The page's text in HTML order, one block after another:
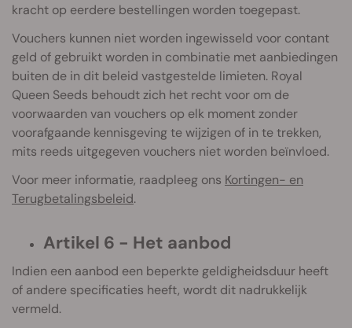
kracht op eerdere bestellingen worden toegepast.
Vouchers kunnen niet worden ingewisseld voor contant
geld of gebruikt worden in combinatie met aanbiedingen
buiten de in dit beleid vastgestelde limieten. Royal
Queen Seeds behoudt zich het recht voor om de
voorwaarden van vouchers op elk moment zonder
voorafgaande kennisgeving te wijzigen of in te trekken,
mits reeds uitgegeven vouchers niet worden beïnvloed.
Voor meer informatie, raadpleeg ons Kortingen- en
Terugbetalingsbeleid.
Artikel 6 - Het aanbod
Indien een aanbod een beperkte geldigheidsduur heeft
of andere specificaties heeft, wordt dit nadrukkelijk
vermeld.